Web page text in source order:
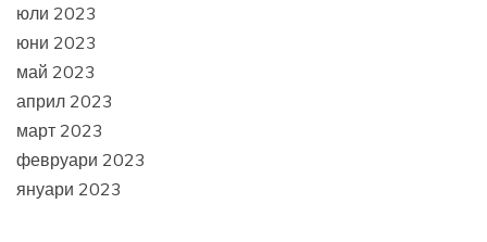
юли 2023
юни 2023
май 2023
април 2023
март 2023
февруари 2023
януари 2023